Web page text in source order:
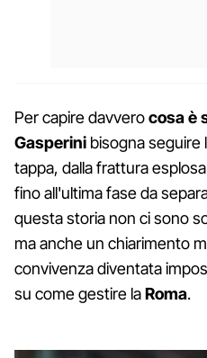
Per capire davverocosa è
Gasperini bisogna seguire
tappa, dalla frattura esplosa
fino all'ultima fase da
questa storia non ci sono
ma anche un chiarimento
convivenza diventata
su come gestire laRoma.